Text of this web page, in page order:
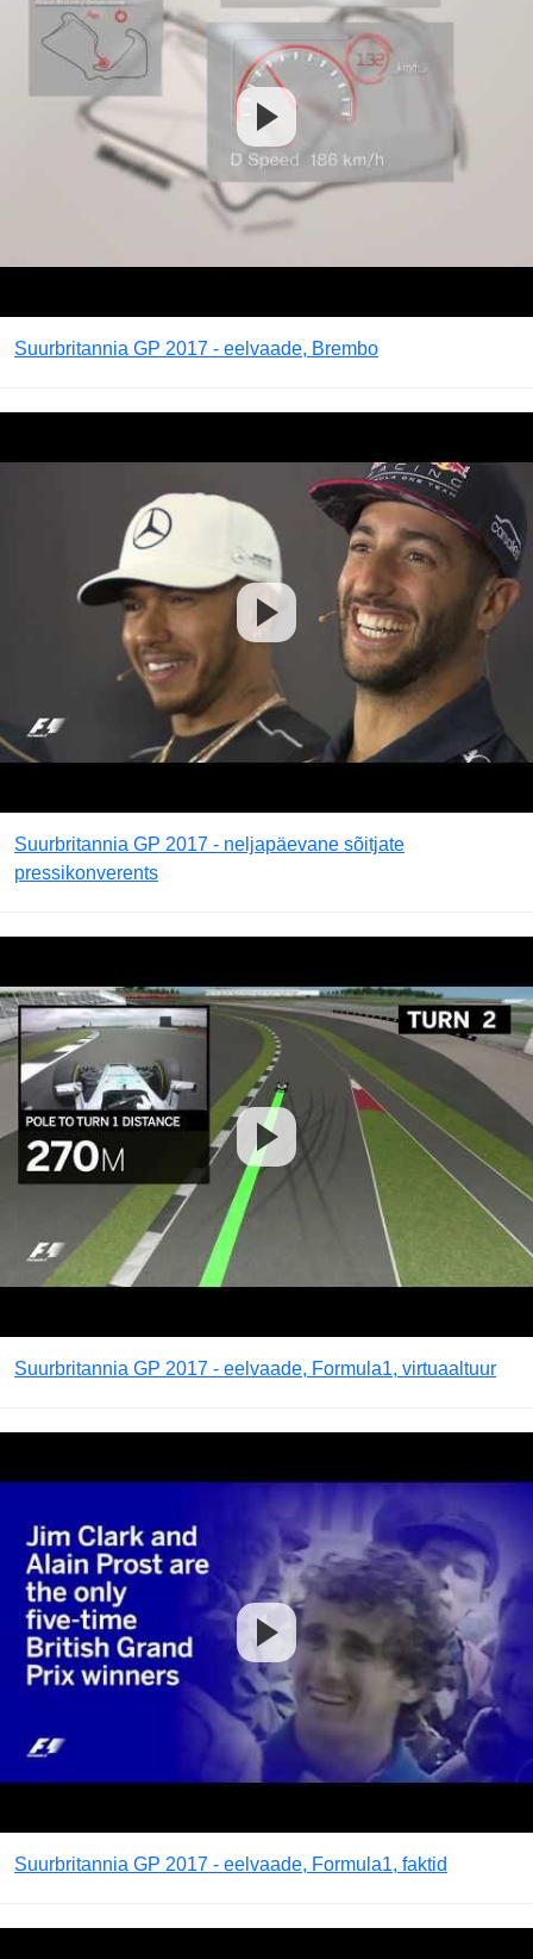
Suurbritannia GP 2017 - eelvaade, Brembo
Suurbritannia GP 2017 - neljapäevane sõitjate
pressikonverents
Suurbritannia GP 2017 - eelvaade, Formula1, virtuaaltuur
Suurbritannia GP 2017 - eelvaade, Formula1, faktid